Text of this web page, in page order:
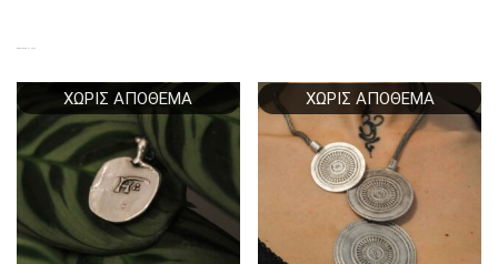
ΧΩΡΊΣ ΑΠΌΘΕΜΑ ΧΩΡΊΣ ΑΠΌΘΕΜΑ